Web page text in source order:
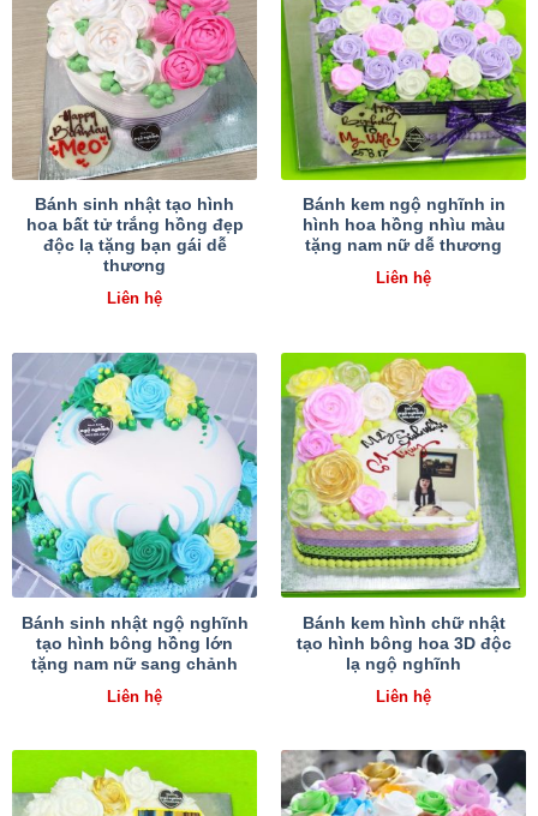
Bánh sinh nhật tạo hình
hoa bất tử trắng hồng đẹp
độc lạ tặng bạn gái dễ
thương
Liên hệ
Bánh kem ngộ nghĩnh in
hình hoa hồng nhìu màu
tặng nam nữ dễ thương
Liên hệ
Bánh sinh nhật ngộ nghĩnh
tạo hình bông hồng lớn
tặng nam nữ sang chảnh
Liên hệ
Bánh kem hình chữ nhật
tạo hình bông hoa 3D độc
lạ ngộ nghĩnh
Liên hệ